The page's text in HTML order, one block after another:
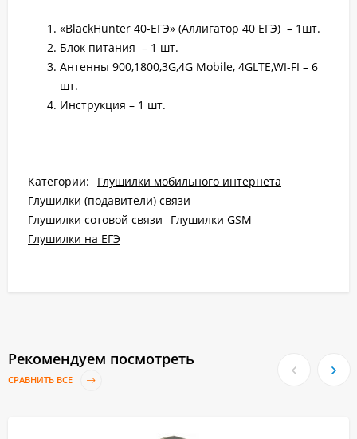
«BlackHunter 40-ЕГЭ» (Аллигатор 40 ЕГЭ) – 1шт.
Блок питания – 1 шт.
Антенны 900,1800,3G,4G Mobile, 4GLTE,WI-FI – 6
шт.
Инструкция – 1 шт.
Категории:
Глушилки мобильного интернета
Глушилки (подавители) связи
Глушилки сотовой связи
Глушилки GSM
Глушилки на ЕГЭ
Рекомендуем посмотреть
СРАВНИТЬ ВСЕ